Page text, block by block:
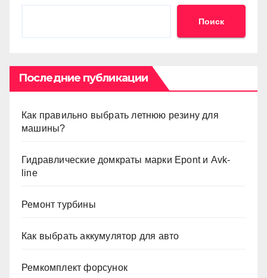
Поиск
Последние публикации
Как правильно выбрать летнюю резину для
машины?
Гидравлические домкраты марки Epont и Avk-
line
Ремонт турбины
Как выбрать аккумулятор для авто
Ремкомплект форсунок